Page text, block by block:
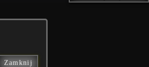
Zamknij